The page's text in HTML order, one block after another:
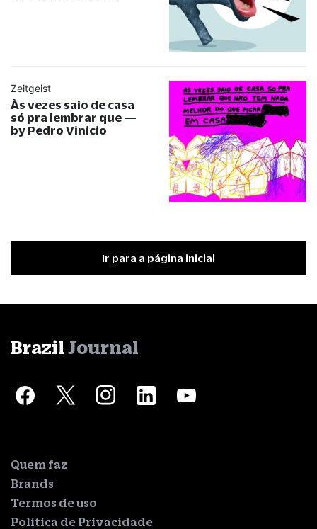
Zeitgeist
Às vezes saio de casa
só pra lembrar que —
by Pedro Vinicio
Ir para a página inicial
Brazil Journal
Quem faz
Brands
Termos de uso
Política de Privacidade